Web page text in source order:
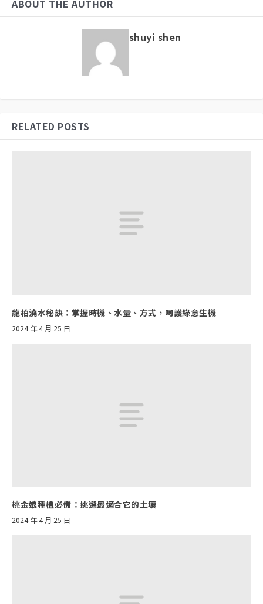
ABOUT THE AUTHOR
shuyi shen
RELATED POSTS
龍柏澆水秘訣：掌握時機、水量、方式，呵護綠意生機
2024 年 4 月 25 日
桃金娘種植必備：挑選最適合它的土壤
2024 年 4 月 25 日